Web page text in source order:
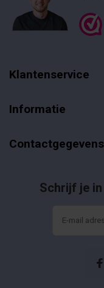
Klantenservice
Informatie
Contactgegevens
Schrijf je